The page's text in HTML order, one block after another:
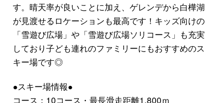
す。晴天率が良いことに加え、 ゲレンデから白樺湖
が見渡せるロケーションも最高です！キッズ向けの
「雪遊び広場」 や「雪遊び広場ソリコース」 も充実
しており子ども連れのファミリーにもおすすめのス
キー場です◎
●スキー場情報●
コース：10コース・最長滑走距離1,800ｍ